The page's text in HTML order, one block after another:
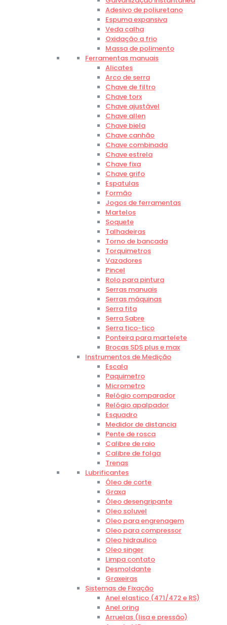
Adesivo de poliuretano
Espuma expansiva
Veda calha
Oxidação a frio
Massa de polimento
Ferramentas manuais
Alicates
Arco de serra
Chave de filtro
Chave torx
Chave ajustável
Chave allen
Chave biela
Chave canhão
Chave combinada
Chave estrela
Chave fixa
Chave grifo
Espatulas
Formão
Jogos de ferramentas
Martelos
Soquete
Talhadeiras
Torno de bancada
Torquimetros
Vazadores
Pincel
Rolo para pintura
Serras manuais
Serras máquinas
Serra fita
Serra Sabre
Serra tico-tico
Ponteira para martelete
Brocas SDS plus e max
Instrumentos de Medição
Escala
Paquimetro
Micrometro
Relógio comparador
Relógio apalpador
Esquadro
Medidor de distancia
Pente de rosca
Calibre de raio
Calibre de folga
Trenas
Lubrificantes
Óleo de corte
Graxa
Óleo desengripante
Oleo soluvel
Oleo para engrenagem
Oleo para compressor
Oleo hidraulico
Oleo singer
Limpa contato
Desmoldante
Graxeiras
Sistemas de Fixação
Anel elastico (471/472 e RS)
Anel oring
Arruelas (lisa e pressão)